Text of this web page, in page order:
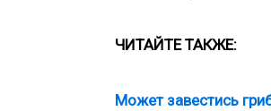
ЧИТАЙТЕ ТАКЖЕ:
Может завестись